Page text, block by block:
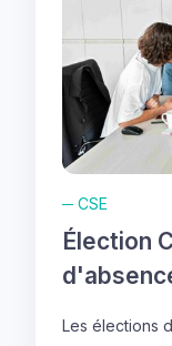
─ CSE
Élection
Les élections